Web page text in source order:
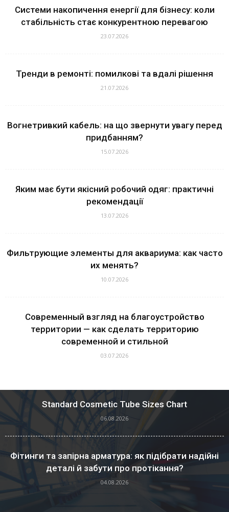
Системи накопичення енергії для бізнесу: коли
стабільність стає конкурентною перевагою
23.07.2026
Тренди в ремонті: помилкові та вдалі рішення
21.07.2026
Вогнетривкий кабель: на що звернути увагу перед
придбанням?
15.07.2026
Яким має бути якісний робочий одяг: практичні
рекомендації
13.07.2026
Фильтрующие элементы для аквариума: как часто
их менять?
10.07.2026
Современный взгляд на благоустройство
территории — как сделать территорию
современной и стильной
03.07.2026
Standard Cosmetic Tube Sizes Chart
06.08.2026
Фітинги та запірна арматура: як підібрати надійні
деталі й забути про протікання?
04.08.2026